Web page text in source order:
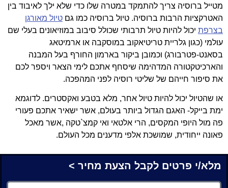
מטייל ברוסיה צריך להתמקד במטרה שלו כדי שלא ילך לאיבוד בין
האטרקציות הרבות ברוסיה. טיול ברוסיה כמו גם טיול מאורגן
בצרפת יכול להיות טיול תרבותי שכולל סיבוב במוזיאונים בעלי שם
עולמי (כגון גלריית טריטיאקוב במוסקבה או ארמיטאג
בסאנט-פטרבורג) וכמובן ביקור בארמון החורף בעל המבנה
והארכיטקטורה המדהימה שיסחף אתכם לימי הצאר ויספר לכם
את סיפור חייהם של שליטי רוסיה לפני המהפכה.
או שהטיול יכול להיות טיול אחר, מלא בטבע ואקסטרים. לדוגמא
ימת בייקל- האגם הגדול ביותר בעולם, אשר ישאיר אתכם פעורי
פה מול היופי המקסים, הרי אלטאי ואי קמצ`טקה ,אשר מאכל
פאונה ייחודית, שמושכת אלפי מדענים מכל העולם.
מלא/י פרטים לקבל הצעת מחיר >